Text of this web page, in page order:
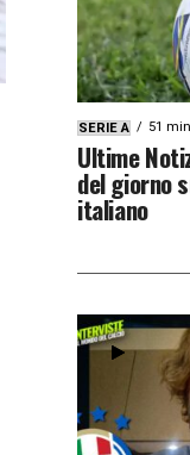
SERIE A 51
Ultime
del giorno
italiano